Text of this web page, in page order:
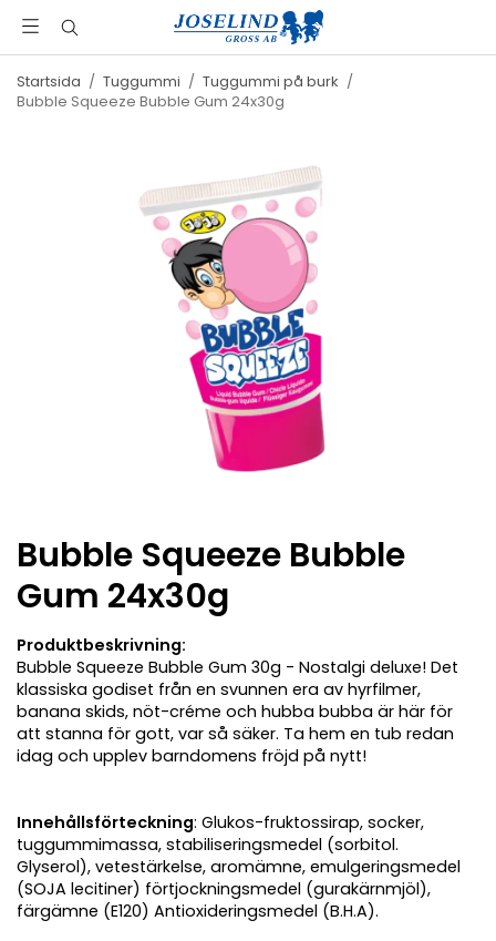
Startsida / Tuggummi / Tuggummi på burk /
Bubble Squeeze Bubble Gum 24x30g
Bubble Squeeze Bubble
Gum 24x30g
Produktbeskrivning:
Bubble Squeeze Bubble Gum 30g - Nostalgi deluxe! Det
klassiska godiset från en svunnen era av hyrfilmer,
banana skids, nöt-créme och hubba bubba är här för
att stanna för gott, var så säker. Ta hem en tub redan
idag och upplev barndomens fröjd på nytt!
Innehållsförteckning: Glukos-fruktossirap, socker,
tuggummimassa, stabiliseringsmedel (sorbitol.
Glyserol), vetestärkelse, aromämne, emulgeringsmedel
(SOJA lecitiner) förtjockningsmedel (gurakärnmjöl),
färgämne (E120) Antioxideringsmedel (B.H.A).